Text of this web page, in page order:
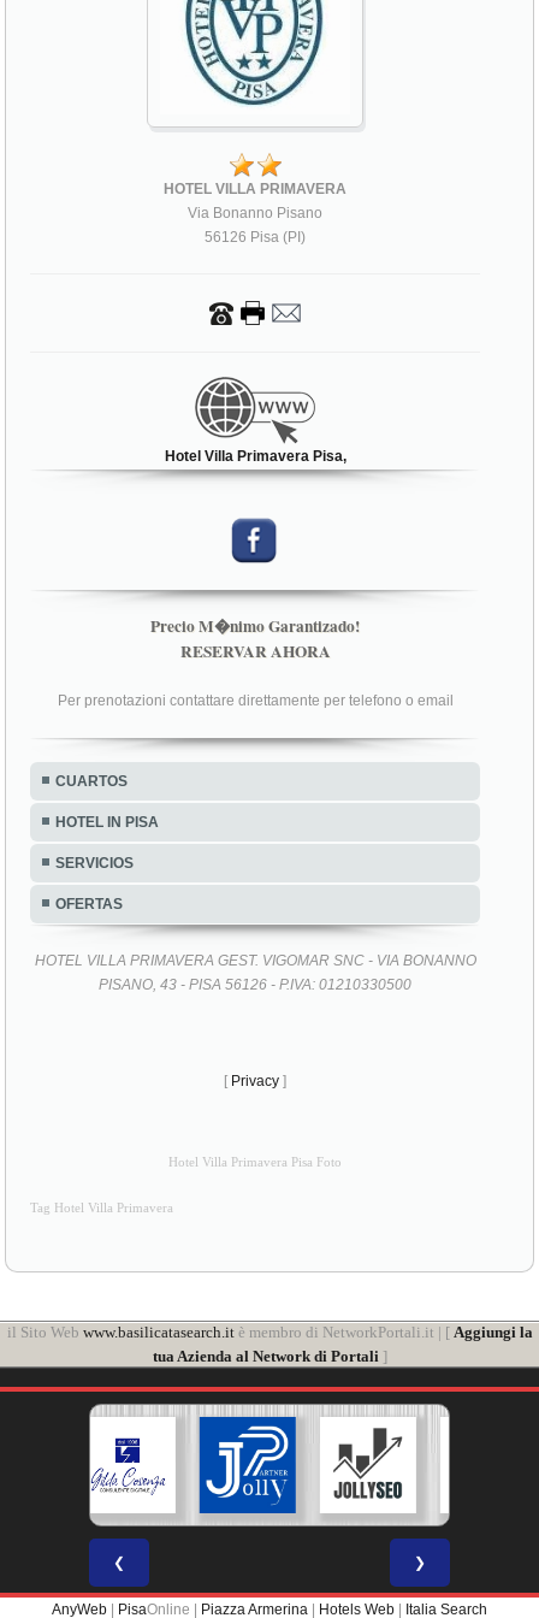
HOTEL VILLA PRIMAVERA
Via Bonanno Pisano
56126 Pisa (PI)
Hotel Villa Primavera Pisa,
Precio M�nimo Garantizado!
RESERVAR AHORA
Per prenotazioni contattare direttamente per telefono o email
CUARTOS
HOTEL IN PISA
SERVICIOS
OFERTAS
HOTEL VILLA PRIMAVERA GEST. VIGOMAR SNC - VIA BONANNO
PISANO, 43 - PISA 56126 - P.IVA: 01210330500
[ Privacy ]
Hotel Villa Primavera Pisa Foto
Tag Hotel Villa Primavera
il Sito Web www.basilicatasearch.itè membro di NetworkPortali.it | [ Aggiungi la
tua Azienda al Network di Portali ]
❮ ❯
AnyWeb | PisaOnline | Piazza Armerina | Hotels Web | Italia Search